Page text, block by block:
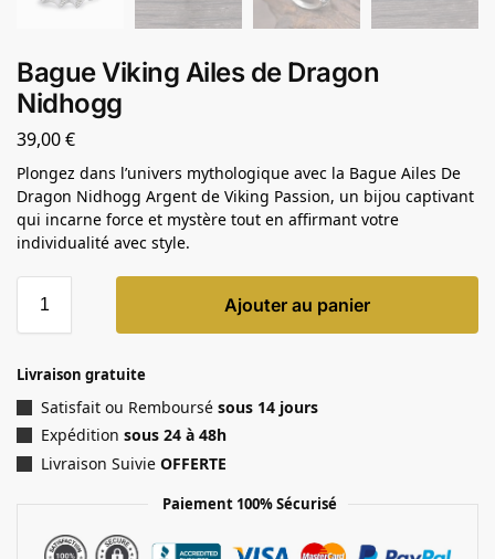
Bague Viking Ailes de Dragon
Nidhogg
39,00€
Plongez dans l’univers mythologique avec la Bague Ailes De
Dragon Nidhogg Argent de Viking Passion, un bijou captivant
qui incarne force et mystère tout en affirmant votre
individualité avec style.
Ajouter au panier
Livraison gratuite
Satisfait ou Remboursé sous 14 jours
Expédition sous 24 à 48h
Livraison Suivie OFFERTE
Paiement 100% Sécurisé